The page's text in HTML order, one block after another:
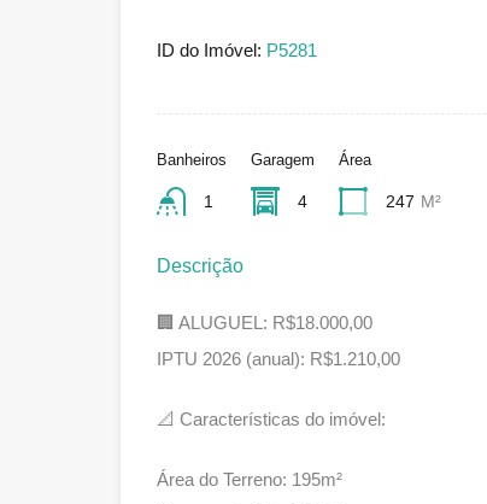
ID do Imóvel: P5281
Banheiros
1
Garagem
4
Área
247 M²
Descrição
🏢 ALUGUEL: R$18.000,00
IPTU 2026 (anual): R$1.210,00
📐 Características do imóvel:
Área do Terreno: 195m²